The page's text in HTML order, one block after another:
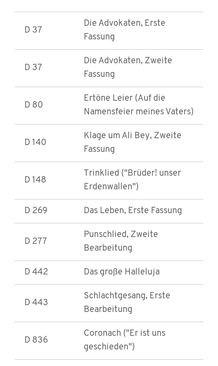
D 37
Die Advokaten, Erste
Fassung
D 37
Die Advokaten, Zweite
Fassung
D 80
Ertöne Leier (Auf die
Namensfeier meines Vaters)
D 140
Klage um Ali Bey, Zweite
Fassung
D 148
Trinklied ("Brüder! unser
Erdenwallen")
D 269 Das Leben, Erste Fassung
D 277
Punschlied, Zweite
Bearbeitung
D 442 Das große Halleluja
D 443
Schlachtgesang, Erste
Bearbeitung
D 836
Coronach ("Er ist uns
geschieden")